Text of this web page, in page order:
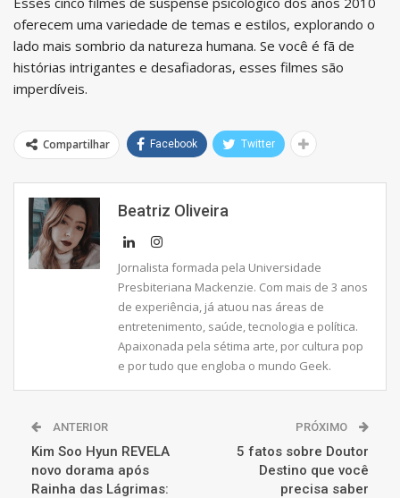
oferecem uma variedade de temas e estilos, explorando o
lado mais sombrio da natureza humana. Se você é fã de
histórias intrigantes e desafiadoras, esses filmes são
imperdíveis.
Compartilhar Facebook Twitter
Beatriz Oliveira
Jornalista formada pela Universidade
Presbiteriana Mackenzie. Com mais de 3 anos
de experiência, já atuou nas áreas de
entretenimento, saúde, tecnologia e política.
Apaixonada pela sétima arte, por cultura pop
e por tudo que engloba o mundo Geek.
ANTERIOR
Kim Soo Hyun REVELA
novo dorama após
Rainha das Lágrimas:
PRÓXIMO
5 fatos sobre Doutor
Destino que você
precisa saber